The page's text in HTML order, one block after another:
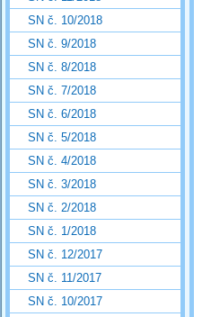
SN č. 10/2018
SN č. 9/2018
SN č. 8/2018
SN č. 7/2018
SN č. 6/2018
SN č. 5/2018
SN č. 4/2018
SN č. 3/2018
SN č. 2/2018
SN č. 1/2018
SN č. 12/2017
SN č. 11/2017
SN č. 10/2017